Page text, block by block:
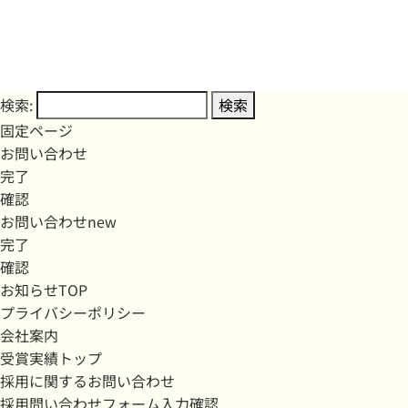
検索:
固定ページ
お問い合わせ
完了
確認
お問い合わせnew
完了
確認
お知らせTOP
プライバシーポリシー
会社案内
受賞実績トップ
採用に関するお問い合わせ
採用問い合わせフォーム入力確認